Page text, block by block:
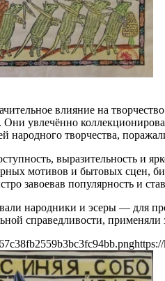
влияние на
Они увлечённо
народного творчества,
выразительность и
мотивов и бытовых сцен,
завоевав популярность и
народники и эсеры — для
справедливости, применяли